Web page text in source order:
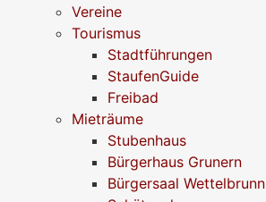
Vereine
Tourismus
Stadtführungen
StaufenGuide
Freibad
Mieträume
Stubenhaus
Bürgerhaus Grunern
Bürgersaal Wettelbrunn